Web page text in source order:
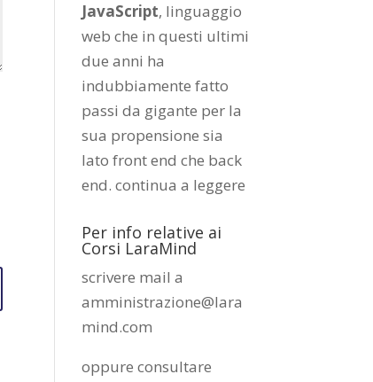
JavaScript, linguaggio
web che in questi ultimi
due anni ha
indubbiamente fatto
passi da gigante per la
sua propensione sia
lato front end che back
end.continua a leggere
Per info relative ai
Corsi LaraMind
scrivere mail a
amministrazione@lara
mind.com
oppure consultare